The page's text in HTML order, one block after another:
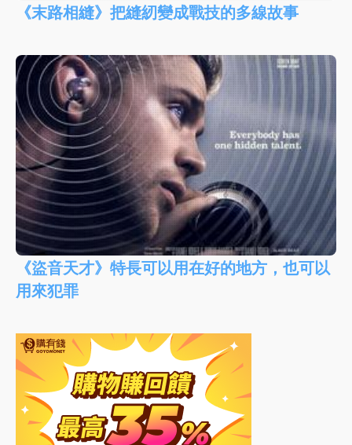
《末路相縫》把縫紉變成戰技的多線故事
《盜音天才》特長可以用在好的地方，也可以
用來犯罪